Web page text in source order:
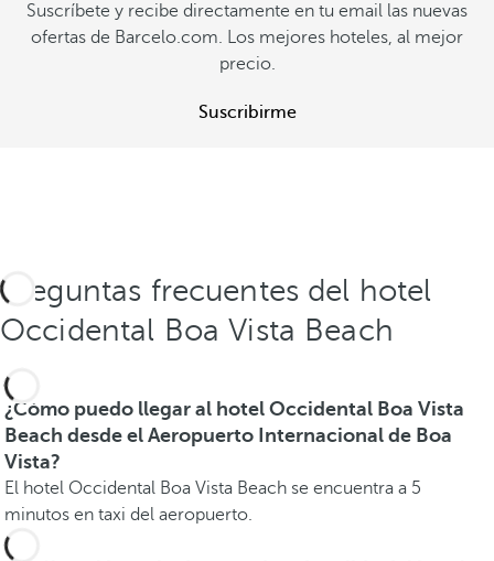
Suscríbete y recibe directamente en tu email las nuevas
ofertas de Barcelo.com. Los mejores hoteles, al mejor
precio.
Suscribirme
Preguntas frecuentes del hotel
Occidental Boa Vista Beach
¿Cómo puedo llegar al hotel Occidental Boa Vista
Beach desde el Aeropuerto Internacional de Boa
Vista?
El hotel Occidental Boa Vista Beach se encuentra a 5
minutos en taxi del aeropuerto.